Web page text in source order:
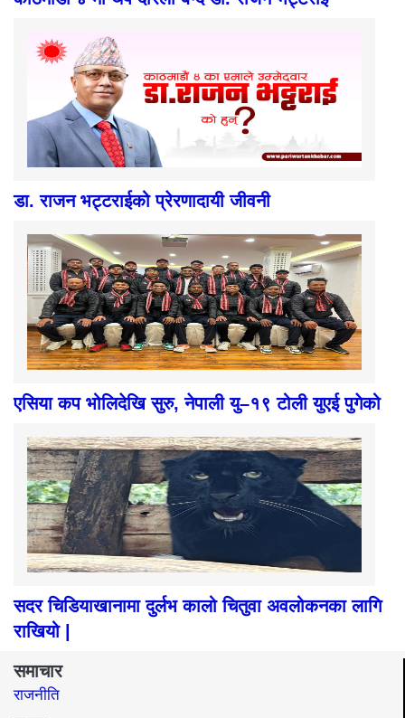
डा. राजन भट्टराईको प्रेरणादायी जीवनी
एसिया कप भोलिदेखि सुरु, नेपाली यु–१९ टोली युएई पुगेको
सदर चिडियाखानामा दुर्लभ कालो चितुवा अवलोकनका लागि
राखियो |
समाचार
राजनीति